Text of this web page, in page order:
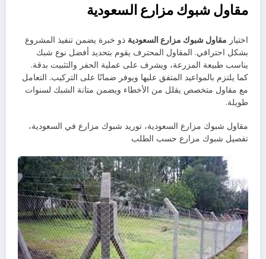
مقاول شبوك مزارع السعودية
اختيار مقاول شبوك مزارع السعودية ذو خبرة يضمن تنفيذ المشروع
بشكل احترافي. المقاول المحترف يقوم بتحديد أفضل نوع شبك
يناسب طبيعة المزرعة، ويشرف على عملية الحفر والتثبيت بدقة.
كما يلتزم بالمواعيد المتفق عليها ويوفر ضمانًا على التركيب. التعامل
مع مقاول متخصص يقلل من الأخطاء ويضمن متانة الشبك لسنوات
طويلة.
مقاول شبوك مزارع السعودية، توريد شبوك مزارع في السعودية،
تفصيل شبوك مزارع حسب الطلب